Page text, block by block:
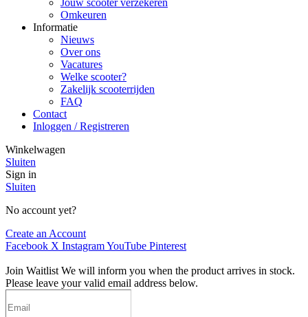
Omkeuren
Informatie
Nieuws
Over ons
Vacatures
Welke scooter?
Zakelijk scooterrijden
FAQ
Contact
Inloggen / Registreren
Winkelwagen
Sluiten
Sign in
Sluiten
No account yet?
Create an Account
Facebook X InstagramYouTube Pinterest
Join Waitlist We will inform you when the product arrives in stock.
Please leave your valid email address below.